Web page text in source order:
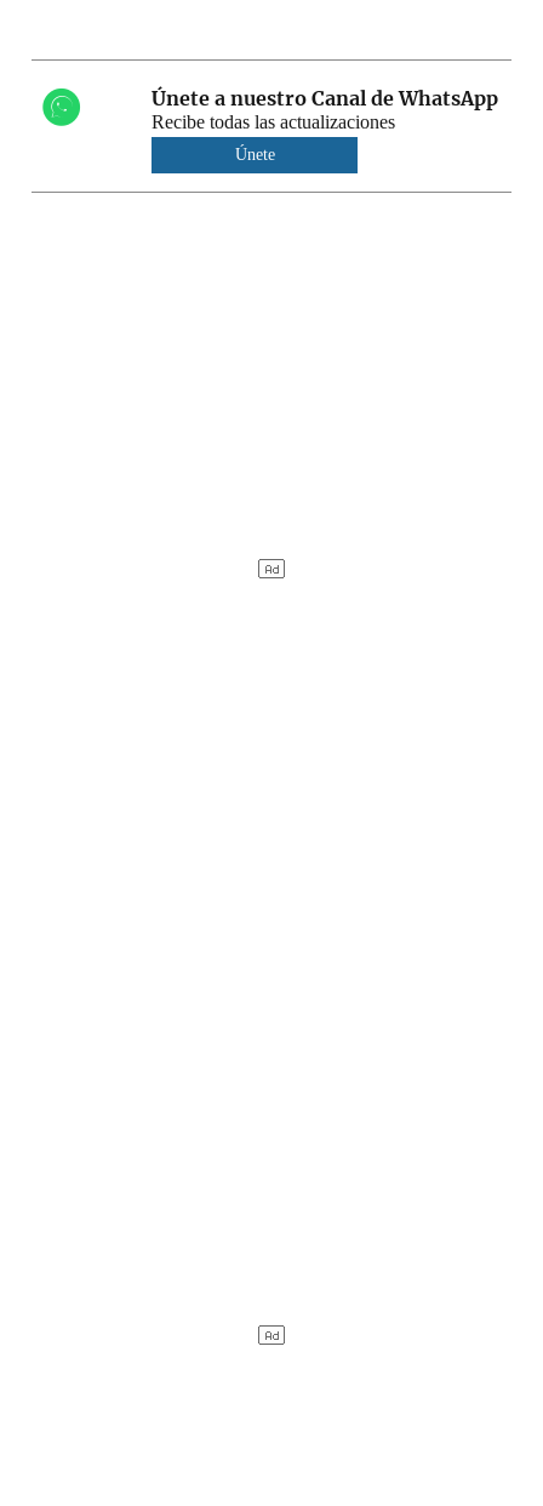
Únete a nuestro Canal de WhatsApp
Recibe todas las actualizaciones
Únete